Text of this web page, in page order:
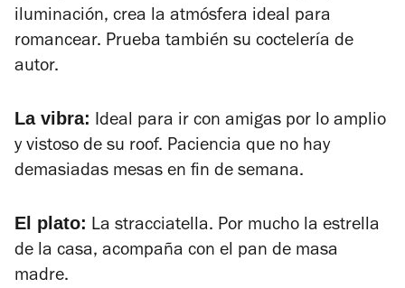
iluminación, crea la atmósfera ideal para
romancear. Prueba también su coctelería de
autor.
La vibra: Ideal para ir con amigas por lo amplio
y vistoso de su roof. Paciencia que no hay
demasiadas mesas en fin de semana.
El plato: La stracciatella. Por mucho la estrella
de la casa, acompaña con el pan de masa
madre.